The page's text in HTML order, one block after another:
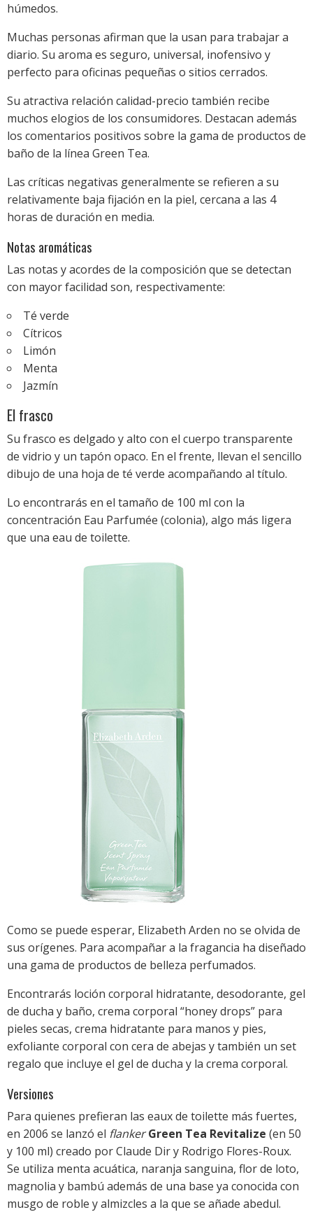
húmedos.
Muchas personas afirman que la usan para trabajar a
diario. Su aroma es seguro, universal, inofensivo y
perfecto para oficinas pequeñas o sitios cerrados.
Su atractiva relación calidad-precio también recibe
muchos elogios de los consumidores. Destacan además
los comentarios positivos sobre la gama de productos de
baño de la línea Green Tea.
Las críticas negativas generalmente se refieren a su
relativamente baja fijación en la piel, cercana a las 4
horas de duración en media.
Notas aromáticas
Las notas y acordes de la composición que se detectan
con mayor facilidad son, respectivamente:
Té verde
Cítricos
Limón
Menta
Jazmín
El frasco
Su frasco es delgado y alto con el cuerpo transparente
de vidrio y un tapón opaco. En el frente, llevan el sencillo
dibujo de una hoja de té verde acompañando al título.
Lo encontrarás en el tamaño de 100 ml con la
concentración Eau Parfumée (colonia), algo más ligera
que una eau de toilette.
Como se puede esperar, Elizabeth Arden no se olvida de
sus orígenes. Para acompañar a la fragancia ha diseñado
una gama de productos de belleza perfumados.
Encontrarás loción corporal hidratante, desodorante, gel
de ducha y baño, crema corporal “honey drops” para
pieles secas, crema hidratante para manos y pies,
exfoliante corporal con cera de abejas y también un set
regalo que incluye el gel de ducha y la crema corporal.
Versiones
Para quienes prefieran las eaux de toilette más fuertes,
en 2006 se lanzó el flanker Green Tea Revitalize (en 50
y 100 ml) creado por Claude Dir y Rodrigo Flores-Roux.
Se utiliza menta acuática, naranja sanguina, flor de loto,
magnolia y bambú además de una base ya conocida con
musgo de roble y almizcles a la que se añade abedul.